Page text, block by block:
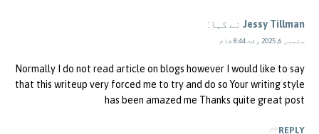
Jessy Tillman نے کہا:
ستمبر 6, 2025 وقت 8:44 شام
Normally I do not read article on blogs however I would like to say
that this writeup very forced me to try and do so Your writing style
has been amazed me Thanks quite great post
REPLY